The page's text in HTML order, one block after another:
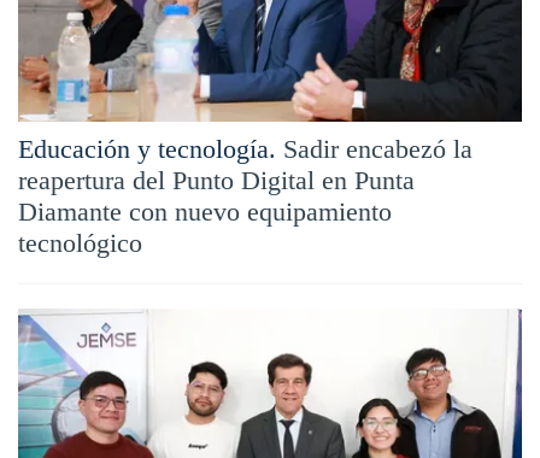
Educación y tecnología. Sadir encabezó la
reapertura del Punto Digital en Punta
Diamante con nuevo equipamiento
tecnológico